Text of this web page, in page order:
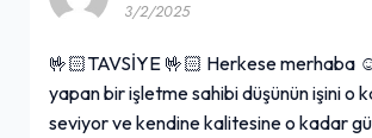
3/2/2025
🤟🏻TAVSİYE 🤟🏻 Herkese merhaba
yapan bir işletme sahibi düşünün işini o
seviyor ve kendine kalitesine o kadar